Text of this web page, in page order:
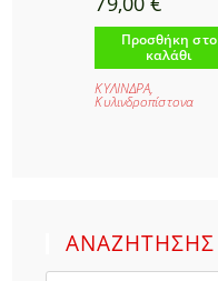
Προσθήκη στο
καλάθι
ΚΥΛΙΝΔΡΑ,
Κυλινδροπίστονα
ΑΝΑΖΗΤΗΣΗΣ